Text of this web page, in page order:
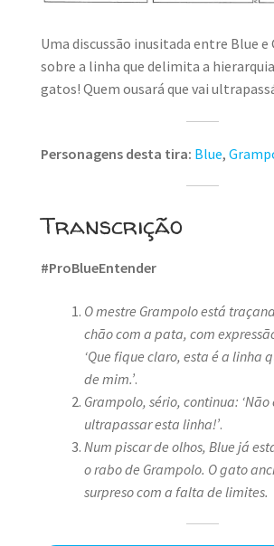
Uma discussão inusitada entre Blue
sobre a linha que delimita a
gatos! Quem ousará que vai
Personagens desta tira: Blue,
Transcrição
#ProBlueEntender
O mestre Grampolo está
chão com a pata, com
‘Que fique claro, esta é a linha
de mim.’.
Grampolo, sério, continua: ‘Não
ultrapassar esta linha!’.
Num piscar de olhos, Blue já
o rabo de Grampolo. O gato
surpreso com a falta de limites.